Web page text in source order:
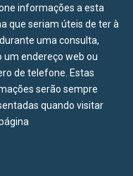
informações a esta
que seriam úteis de ter à
uma consulta,
um endereço web ou
de telefone. Estas
serão sempre
quando visitar